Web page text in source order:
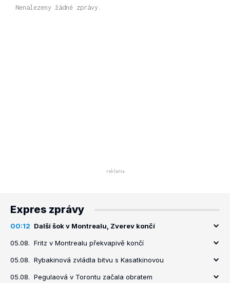
Nenalezeny žádné zprávy.
Expres zprávy
00:12 Další šok v Montrealu, Zverev končí
05.08. Fritz v Montrealu překvapivě končí
05.08. Rybakinová zvládla bitvu s Kasatkinovou
05.08. Pegulaová v Torontu začala obratem